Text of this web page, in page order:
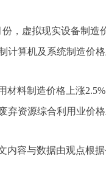
，虚拟现实设备制造
计算机及系统制造价
材料制造价格上涨
弃资源综合利用业价格
内容与数据由观点根